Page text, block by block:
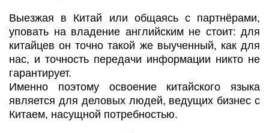
Выезжая в Китай или общаясь с партнёрами,
уповать на владение английским не стоит: для
китайцев он точно такой же выученный, как для
нас, и точность передачи информации никто не
гарантирует.
Именно поэтому освоение китайского языка
является для деловых людей, ведущих бизнес с
Китаем, насущной потребностью.